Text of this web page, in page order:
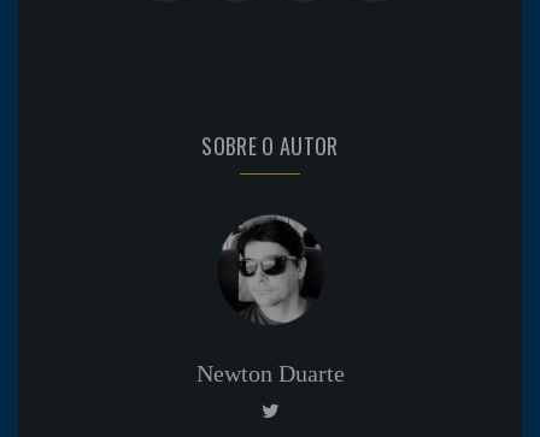
SOBRE O AUTOR
Newton Duarte